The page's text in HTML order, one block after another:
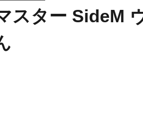
スター SideM